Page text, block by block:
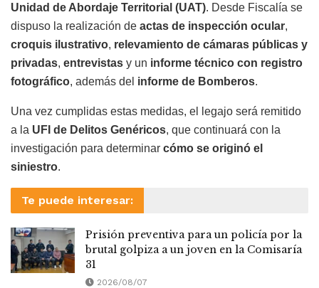
Unidad de Abordaje Territorial (UAT). Desde Fiscalía se
dispuso la realización de actas de inspección ocular,
croquis ilustrativo, relevamiento de cámaras públicas y
privadas, entrevistas y un informe técnico con registro
fotográfico, además del informe de Bomberos.
Una vez cumplidas estas medidas, el legajo será remitido
a la UFI de Delitos Genéricos, que continuará con la
investigación para determinar cómo se originó el
siniestro.
Te puede interesar:
Prisión preventiva para un policía por la
brutal golpiza a un joven en la Comisaría
31
2026/08/07